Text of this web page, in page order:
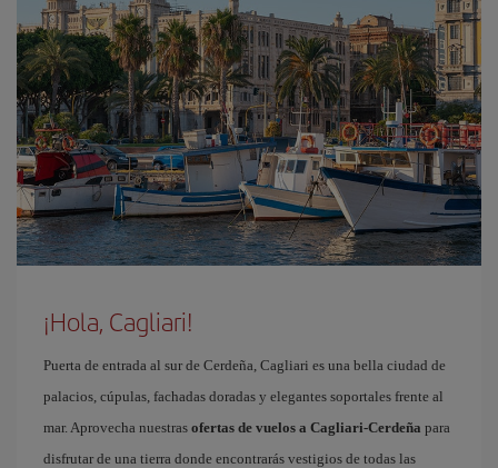
¡Hola, Cagliari!
Puerta de entrada al sur de Cerdeña, Cagliari es una bella ciudad de
palacios, cúpulas, fachadas doradas y elegantes soportales frente al
mar. Aprovecha nuestras ofertas de vuelos a Cagliari-Cerdeña para
disfrutar de una tierra donde encontrarás vestigios de todas las